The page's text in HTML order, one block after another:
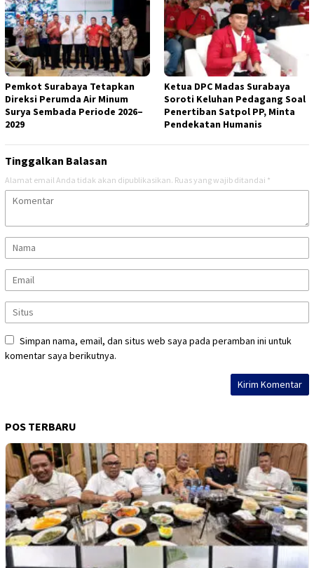
Pemkot Surabaya Tetapkan
Direksi Perumda Air Minum
Surya Sembada Periode 2026–
2029
Ketua DPC Madas Surabaya
Soroti Keluhan Pedagang Soal
Penertiban Satpol PP, Minta
Pendekatan Humanis
Tinggalkan Balasan
Alamat email Anda tidak akan dipublikasikan. Ruas yang wajib ditandai *
Simpan nama, email, dan situs web saya pada peramban ini untuk
komentar saya berikutnya.
POS TERBARU